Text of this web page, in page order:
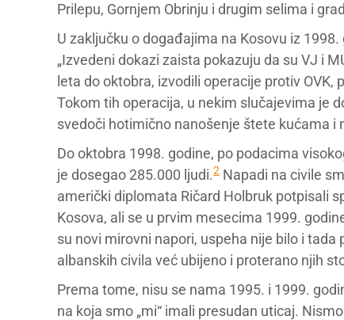
Prilepu, Gornjem Obrinju i drugim selima i
U zaključku o događajima na Kosovu iz
„Izvedeni dokazi zaista pokazuju da su VJ i
leta do oktobra, izvodili operacije protiv
Tokom tih operacija, u nekim slučajevima je
svedoči hotimično nanošenje štete kućama i
Do oktobra 1998. godine, po podacima
je dosegao 285.000 ljudi.2 Napadi na civile
američki diplomata Ričard Holbruk potpisali
Kosova, ali se u prvim mesecima 1999.
su novi mirovni napori, uspeha nije bilo i
albanskih civila već ubijeno i proterano njih
Prema tome, nisu se nama 1995. i 1999.
na koja smo „mi“ imali presudan uticaj.